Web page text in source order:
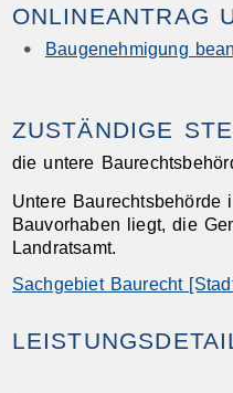
ONLINEANTRAG
Baugenehmigung
ZUSTÄNDIGE
die untere
Untere
Bauvorhaben liegt, die
Landratsamt.
Sachgebiet Baurecht